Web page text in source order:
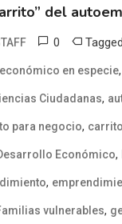
del
0 Tagged
en especie,
Ciudadanas,
para negocio,
Económico,
,
vulnerables,